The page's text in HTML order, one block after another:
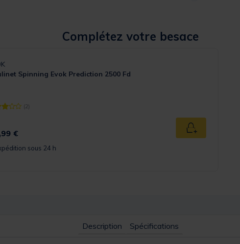
Complétez votre besace
Spinning Evok Prediction 2500 Fd
Object] out of 5 Customer Rating
(2)
99 € Ajouter au
sous 24 h
Description Spécifications